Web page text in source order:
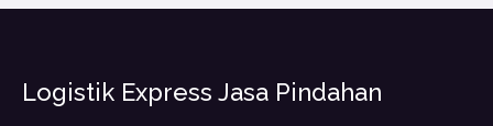
Logistik Express Jasa Pindahan